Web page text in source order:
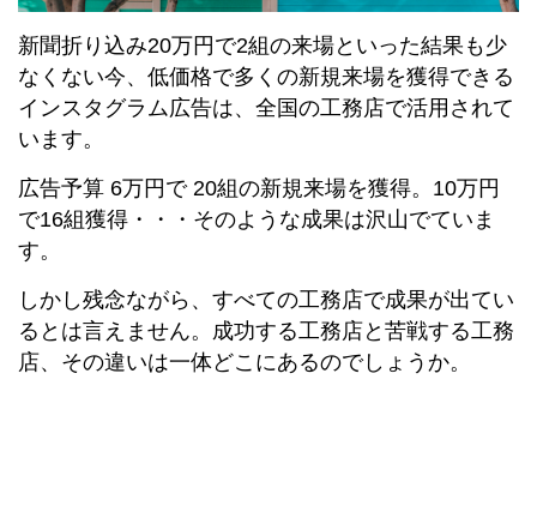
新聞折り込み20万円で2組の来場といった結果も少
なくない今、低価格で多くの新規来場を獲得できる
インスタグラム広告は、全国の工務店で活用されて
います。
広告予算 6万円で 20組の新規来場を獲得。10万円
で16組獲得・・・そのような成果は沢山でていま
す。
しかし残念ながら、すべての工務店で成果が出てい
るとは言えません。成功する工務店と苦戦する工務
店、その違いは一体どこにあるのでしょうか。